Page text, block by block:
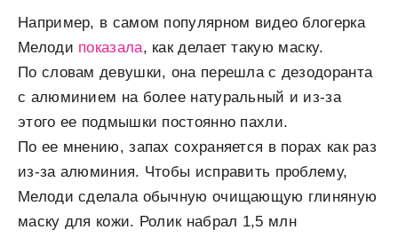
Например, в самом популярном видео блогерка
Мелоди показала, как делает такую маску.
По словам девушки, она перешла с дезодоранта
с алюминием на более натуральный и из-за
этого ее подмышки постоянно пахли.
По ее мнению, запах сохраняется в порах как раз
из-за алюминия. Чтобы исправить проблему,
Мелоди сделала обычную очищающую глиняную
маску для кожи. Ролик набрал 1,5 млн